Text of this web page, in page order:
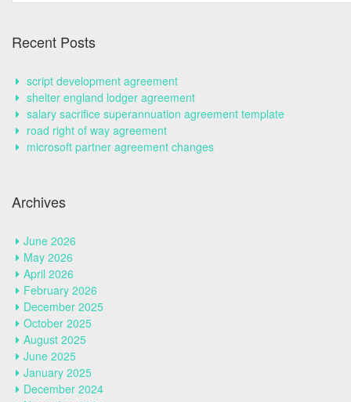
Recent Posts
script development agreement
shelter england lodger agreement
salary sacrifice superannuation agreement template
road right of way agreement
microsoft partner agreement changes
Archives
June 2026
May 2026
April 2026
February 2026
December 2025
October 2025
August 2025
June 2025
January 2025
December 2024